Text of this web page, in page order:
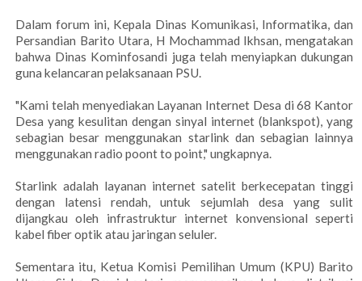
Dalam forum ini, Kepala Dinas Komunikasi, Informatika, dan
Persandian Barito Utara, H Mochammad Ikhsan, mengatakan
bahwa Dinas Kominfosandi juga telah menyiapkan dukungan
guna kelancaran pelaksanaan PSU.
"Kami telah menyediakan Layanan Internet Desa di 68 Kantor
Desa yang kesulitan dengan sinyal internet (blankspot), yang
sebagian besar menggunakan starlink dan sebagian lainnya
menggunakan radio poont to point," ungkapnya.
Starlink adalah layanan internet satelit berkecepatan tinggi
dengan latensi rendah, untuk sejumlah desa yang sulit
dijangkau oleh infrastruktur internet konvensional seperti
kabel fiber optik atau jaringan seluler.
Sementara itu, Ketua Komisi Pemilihan Umum (KPU) Barito